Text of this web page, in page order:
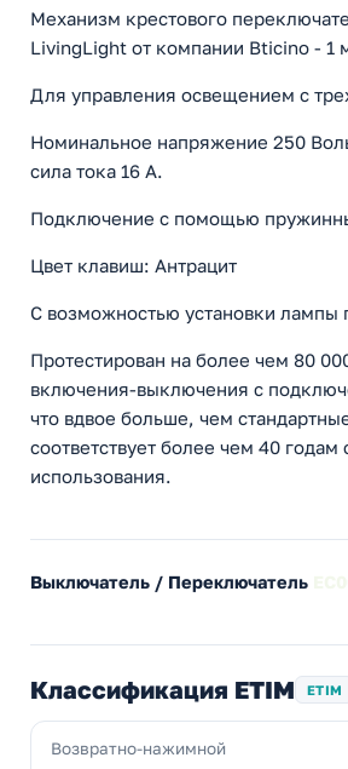
Механизм крестового
LivingLight от компании Bticino - 1
Для управления освещением с
Номинальное напряжение 250
сила тока 16 A.
Подключение с помощью
Цвет клавиш: Антрацит
С возможностью установки лампы
Протестирован на более чем 80
включения-выключения с
что вдвое больше, чем
соответствует более чем 40 годам
использования.
Выключатель / Переключатель
Классификация ETIM ETIM
Возвратно-нажимной